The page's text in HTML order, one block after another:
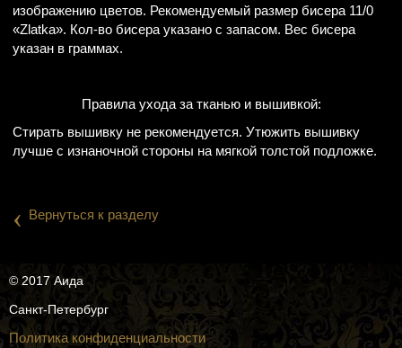
изображению цветов. Рекомендуемый размер бисера 11/0
«Zlatka». Кол-во бисера указано с запасом. Вес бисера
указан в граммах.
Правила ухода за тканью и вышивкой:
Стирать вышивку не рекомендуется. Утюжить вышивку
лучше с изнаночной стороны на мягкой толстой подложке.
‹ Вернуться к разделу
© 2017 Аида
Санкт-Петербург
Политика конфиденциальности